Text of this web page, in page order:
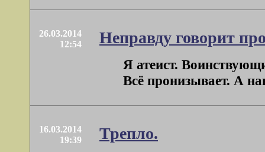
26.03.2014
12:54
Неправду говорит
Я атеист.
Всё пронизывает. А
16.03.2014
19:39
Трепло.